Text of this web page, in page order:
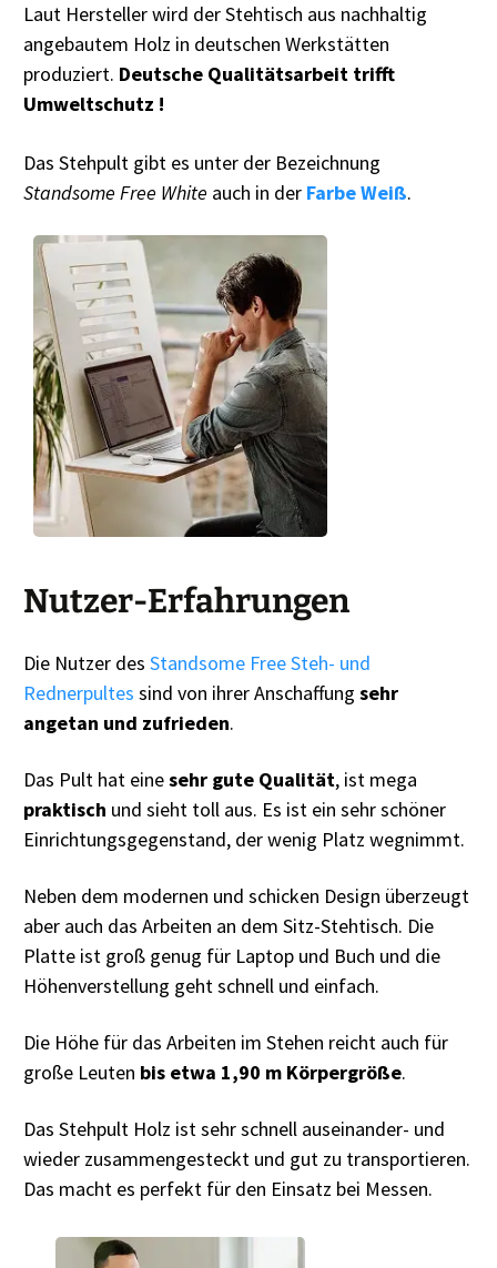
Laut Hersteller wird der Stehtisch aus nachhaltig
angebautem Holz in deutschen Werkstätten
produziert. Deutsche Qualitätsarbeit trifft
Umweltschutz !
Das Stehpult gibt es unter der Bezeichnung
Standsome Free White auch in der Farbe Weiß.
Nutzer-Erfahrungen
Die Nutzer des Standsome Free Steh- und
Rednerpultes sind von ihrer Anschaffung sehr
angetan und zufrieden.
Das Pult hat einesehr gute Qualität, ist mega
praktisch und sieht toll aus. Es ist ein sehr schöner
Einrichtungsgegenstand, der wenig Platz wegnimmt.
Neben dem modernen und schicken Design überzeugt
aber auch das Arbeiten an dem Sitz-Stehtisch. Die
Platte ist groß genug für Laptop und Buch und die
Höhenverstellung geht schnell und einfach.
Die Höhe für das Arbeiten im Stehen reicht auch für
große Leuten bis etwa 1,90 m Körpergröße.
Das Stehpult Holz ist sehr schnell auseinander- und
wieder zusammengesteckt und gut zu transportieren.
Das macht es perfekt für den Einsatz bei Messen.